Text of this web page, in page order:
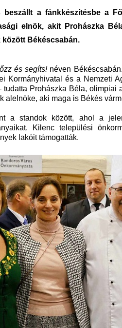
beszállt a fánkkészítésbe a
elnök, akit Prohászka
között Békéscsabán.
és segíts!néven
Kormányhivatal és a Nemzeti
tudatta Prohászka Béla,
alelnöke, aki maga is Békés
a standok között, ahol a
Kilenc települési
lakóit támogatták.